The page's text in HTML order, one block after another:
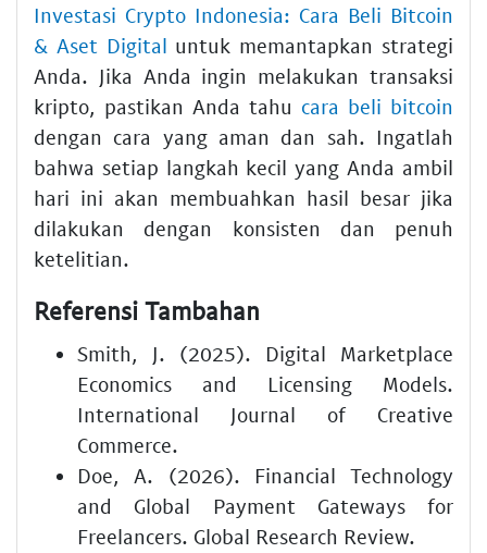
Investasi Crypto Indonesia: Cara Beli Bitcoin
& Aset Digital untuk memantapkan strategi
Anda. Jika Anda ingin melakukan transaksi
kripto, pastikan Anda tahu cara beli bitcoin
dengan cara yang aman dan sah. Ingatlah
bahwa setiap langkah kecil yang Anda ambil
hari ini akan membuahkan hasil besar jika
dilakukan dengan konsisten dan penuh
ketelitian.
Referensi Tambahan
Smith, J. (2025). Digital Marketplace
Economics and Licensing Models.
International Journal of Creative
Commerce.
Doe, A. (2026). Financial Technology
and Global Payment Gateways for
Freelancers. Global Research Review.